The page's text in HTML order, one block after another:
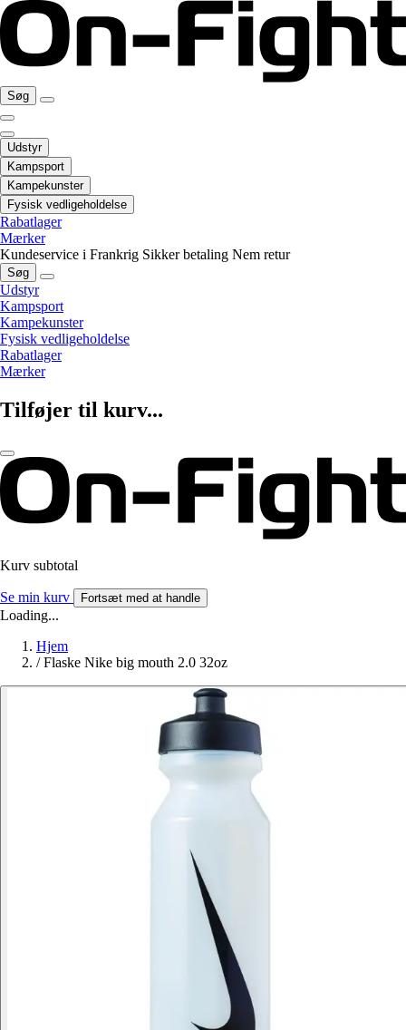
Søg
Udstyr
Kampsport
Kampekunster
Fysisk vedligeholdelse
Rabatlager
Mærker
Kundeservice i Frankrig Sikker betaling Nem retur
Søg
Udstyr
Kampsport
Kampekunster
Fysisk vedligeholdelse
Rabatlager
Mærker
Tilføjer til kurv...
Kurv subtotal
Se min kurv Fortsæt med at handle
Loading...
Hjem
/ Flaske Nike big mouth 2.0 32oz